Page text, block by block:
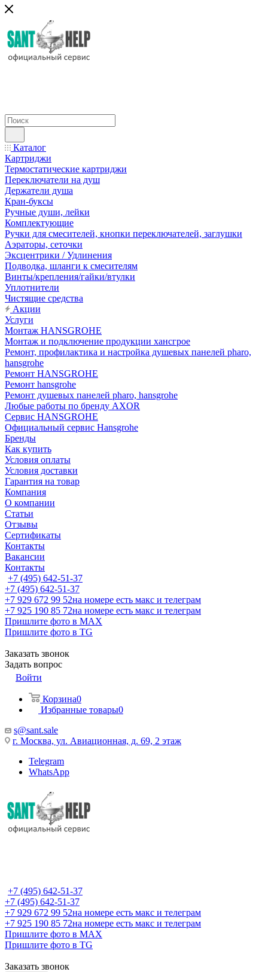
Каталог
Картриджи
Термостатические картриджи
Переключатели на душ
Держатели душа
Кран-буксы
Ручные души, лейки
Комплектующие
Ручки для смесителей, кнопки переключателей, заглушки
Аэраторы, сеточки
Эксцентрики / Удлинения
Подводка, шланги к смесителям
Винты/крепления/гайки/втулки
Уплотнители
Чистящие средства
Акции
Услуги
Монтаж HANSGROHE
Монтаж и подключение продукции хансгрое
Ремонт, профилактика и настройка душевых панелей pharo,
hansgrohe
Ремонт HANSGROHE
Ремонт hansgrohe
Ремонт душевых панелей pharo, hansgrohe
Любые работы по бренду AXOR
Сервис HANSGROHE
Официальный сервис Hansgrohe
Бренды
Как купить
Условия оплаты
Условия доставки
Гарантия на товар
Компания
О компании
Статьи
Отзывы
Сертификаты
Контакты
Вакансии
Контакты
+7 (495) 642-51-37
+7 (495) 642-51-37
+7 929 672 99 52на номере есть макс и телеграм
+7 925 190 85 72на номере есть макс и телеграм
Пришлите фото в MAX
Пришлите фото в TG
Заказать звонок
Задать вопрос
Войти
Корзина0
Избранные товары0
s@sant.sale
г. Москва, ул. Авиационная, д. 69, 2 этаж
Telegram
WhatsApp
+7 (495) 642-51-37
+7 (495) 642-51-37
+7 929 672 99 52на номере есть макс и телеграм
+7 925 190 85 72на номере есть макс и телеграм
Пришлите фото в MAX
Пришлите фото в TG
Заказать звонок